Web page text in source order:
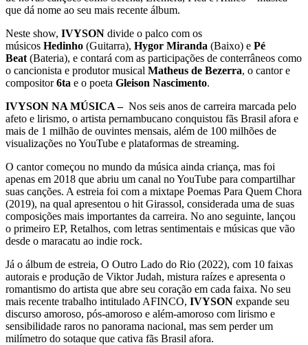
que dá nome ao seu mais recente álbum.
Neste show, IVYSON divide o palco com os
músicos Hedinho (Guitarra), Hygor Miranda (Baixo) e Pé
Beat (Bateria), e contará com as participações de conterrâneos como
o cancionista e produtor musical Matheus de Bezerra, o cantor e
compositor6ta e o poeta Gleison Nascimento.
IVYSON NA MÚSICA – Nos seis anos de carreira marcada pelo
afeto e lirismo, o artista pernambucano conquistou fãs Brasil afora e
mais de 1 milhão de ouvintes mensais, além de 100 milhões de
visualizações no YouTube e plataformas de streaming.
O cantor começou no mundo da música ainda criança, mas foi
apenas em 2018 que abriu um canal no YouTube para compartilhar
suas canções. A estreia foi com a mixtape Poemas Para Quem Chora
(2019), na qual apresentou o hit Girassol, considerada uma de suas
composições mais importantes da carreira. No ano seguinte, lançou
o primeiro EP, Retalhos, com letras sentimentais e músicas que vão
desde o maracatu ao indie rock.
Já o álbum de estreia, O Outro Lado do Rio (2022), com 10 faixas
autorais e produção de Viktor Judah, mistura raízes e apresenta o
romantismo do artista que abre seu coração em cada faixa. No seu
mais recente trabalho intitulado AFINCO, IVYSON expande seu
discurso amoroso, pós-amoroso e além-amoroso com lirismo e
sensibilidade raros no panorama nacional, mas sem perder um
milímetro do sotaque que cativa fãs Brasil afora.